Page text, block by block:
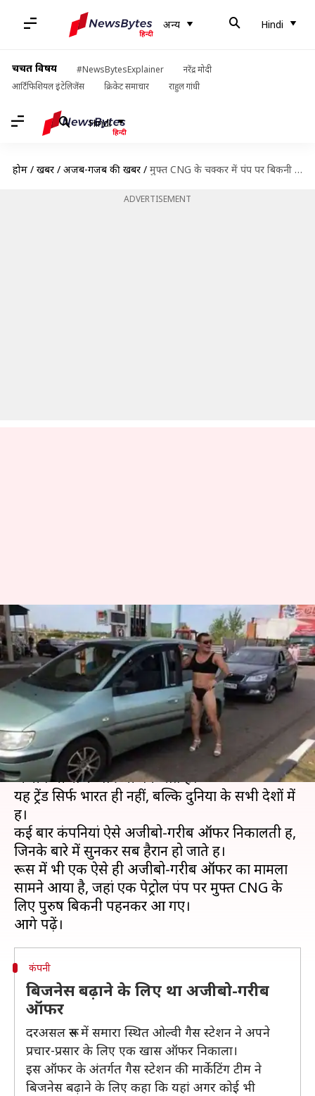
अन्य Hindi
चर्चित विषय #NewsBytesExplainer
नरेंद्र मोदी
आर्टिफिशियल इंटेलिजेंस
क्रिकेट समाचार राहुल गांधी
Hindi
होम / खबरें / अजब-गजब की खबरें / मुफ्त CNG के चक्कर में पंप पर बिकनी पहनकर पहुंचे पुरुष, जानिए क्या है मामला
ADVERTISEMENT
मुफ्त CNG के चक्कर में पंप पर
बिकनी पहनकर पहुंचे पुरुष, जानिए
क्या है मामला
लेखन अंजली Nov 18, 2019 08:38 pm
क्या है खबर?
मुफ्त का ऑफर सुनकर ही लोग उत्साहित हो जाते हैं और
अजीब चीजों के पात्र भी बन जाते हैं।
यह ट्रेंड सिर्फ भारत ही नहीं, बल्कि दुनिया के सभी देशों में
हैं।
कई बार कंपनियां ऐसे अजीबो-गरीब ऑफर निकालती हैं,
जिनके बारे में सुनकर सब हैरान हो जाते हैं।
रूस में भी एक ऐसे ही अजीबो-गरीब ऑफर का मामला
सामने आया है, जहां एक पेट्रोल पंप पर मुफ्त CNG के
लिए पुरुष बिकनी पहनकर आ गए।
कंपनी
बिजनेस बढ़ाने के लिए था अजीबो-गरीब
ऑफर
दरअसल रूस में समारा स्थित ओल्वी गैस स्टेशन ने अपने
प्रचार-प्रसार के लिए एक खास ऑफर निकाला।
इस ऑफर के अंतर्गत गैस स्टेशन की मार्केटिंग टीम ने
बिजनेस बढ़ाने के लिए कहा कि यहां अगर कोई भी